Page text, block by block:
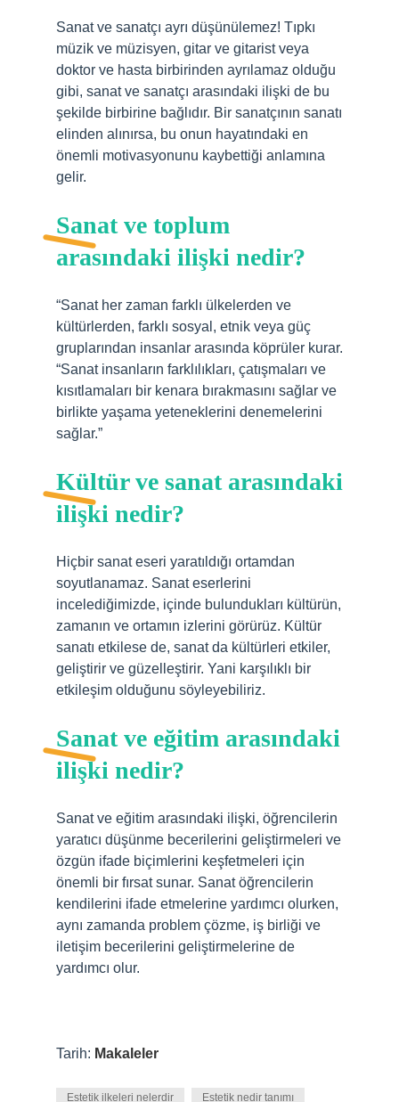
Sanat ve sanatçı ayrı düşünülemez! Tıpkı
müzik ve müzisyen, gitar ve gitarist veya
doktor ve hasta birbirinden ayrılamaz olduğu
gibi, sanat ve sanatçı arasındaki ilişki de bu
şekilde birbirine bağlıdır. Bir sanatçının sanatı
elinden alınırsa, bu onun hayatındaki en
önemli motivasyonunu kaybettiği anlamına
gelir.
Sanat ve toplum
arasındaki ilişki nedir?
“Sanat her zaman farklı ülkelerden ve
kültürlerden, farklı sosyal, etnik veya güç
gruplarından insanlar arasında köprüler kurar.
“Sanat insanların farklılıkları, çatışmaları ve
kısıtlamaları bir kenara bırakmasını sağlar ve
birlikte yaşama yeteneklerini denemelerini
sağlar.”
Kültür ve sanat arasındaki
ilişki nedir?
Hiçbir sanat eseri yaratıldığı ortamdan
soyutlanamaz. Sanat eserlerini
incelediğimizde, içinde bulundukları kültürün,
zamanın ve ortamın izlerini görürüz. Kültür
sanatı etkilese de, sanat da kültürleri etkiler,
geliştirir ve güzelleştirir. Yani karşılıklı bir
etkileşim olduğunu söyleyebiliriz.
Sanat ve eğitim arasındaki
ilişki nedir?
Sanat ve eğitim arasındaki ilişki, öğrencilerin
yaratıcı düşünme becerilerini geliştirmeleri ve
özgün ifade biçimlerini keşfetmeleri için
önemli bir fırsat sunar. Sanat öğrencilerin
kendilerini ifade etmelerine yardımcı olurken,
aynı zamanda problem çözme, iş birliği ve
iletişim becerilerini geliştirmelerine de
yardımcı olur.
Tarih: Makaleler
Estetik ilkeleri nelerdir Estetik nedir tanımı